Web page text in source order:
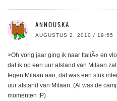
ANNOUSKA
AUGUSTUS 2, 2010 / 19:55
>Oh vorig jaar ging ik naar ItaliÃ« en
dat ik op een uur afstand van Milaan
tegen Milaan aan, dat was een stuk
uur afstand van Milaan. (Al was de
momenten :P)